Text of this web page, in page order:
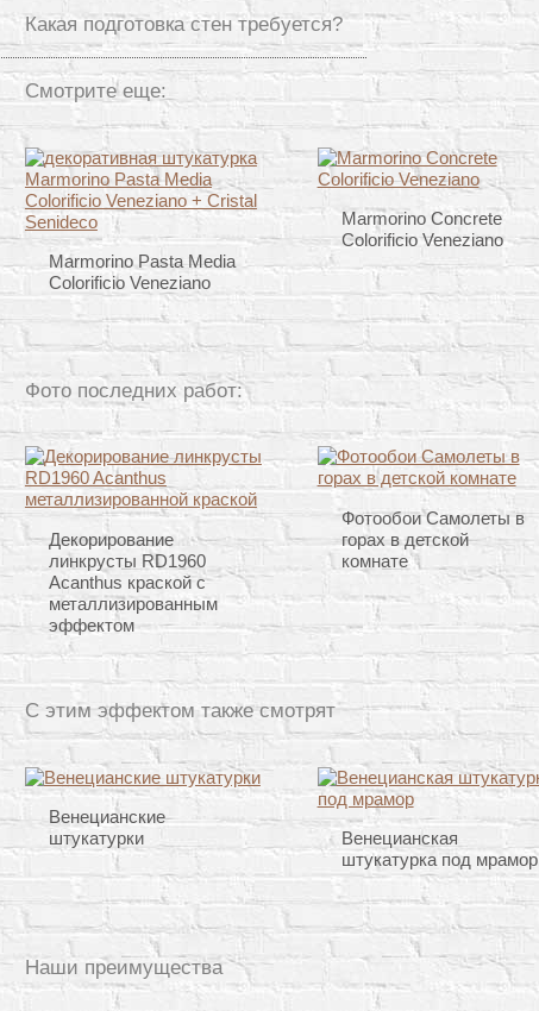
Какая подготовка стен требуется?
Смотрите еще:
Marmorino Pasta Media
Colorificio Veneziano
Marmorino Concrete
Colorificio Veneziano
Фото последних работ:
Декорирование
линкрусты RD1960
Acanthus краской с
металлизированным
эффектом
Фотообои Самолеты в
горах в детской
комнате
С этим эффектом также смотрят
Венецианские
штукатурки
Венецианская
штукатурка под мрамор
Наши преимущества